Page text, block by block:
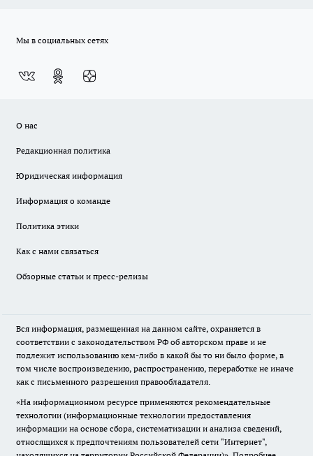
Мы в социальных сетях
О нас
Редакционная политика
Юридическая информация
Информация о команде
Политика этики
Как с нами связаться
Обзорные статьи и пресс-релизы
Вся информация, размещенная на данном сайте, охраняется в
соответствии с законодательством РФ об авторском праве и не
подлежит использованию кем-либо в какой бы то ни было форме, в
том числе воспроизведению, распространению, переработке не иначе
как с письменного разрешения правообладателя.
«На информационном ресурсе применяются рекомендательные
технологии (информационные технологии предоставления
информации на основе сбора, систематизации и анализа сведений,
относящихся к предпочтениям пользователей сети "Интернет",